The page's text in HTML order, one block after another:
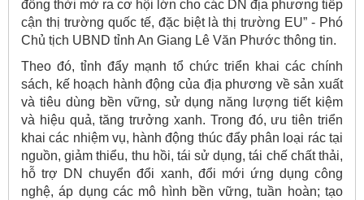
đồng thời mở ra cơ hội lớn cho các DN địa phương tiếp
cận thị trường quốc tế, đặc biệt là thị trường EU” - Phó
Chủ tịch UBND tỉnh An Giang Lê Văn Phước thông tin.
Theo đó, tỉnh đẩy mạnh tổ chức triển khai các chính
sách, kế hoạch hành động của địa phương về sản xuất
và tiêu dùng bền vững, sử dụng năng lượng tiết kiệm
và hiệu quả, tăng trưởng xanh. Trong đó, ưu tiên triển
khai các nhiệm vụ, hành động thúc đẩy phân loại rác tại
nguồn, giảm thiểu, thu hồi, tái sử dụng, tái chế chất thải,
hỗ trợ DN chuyển đổi xanh, đổi mới ứng dụng công
nghệ, áp dụng các mô hình bền vững, tuần hoàn; tạo